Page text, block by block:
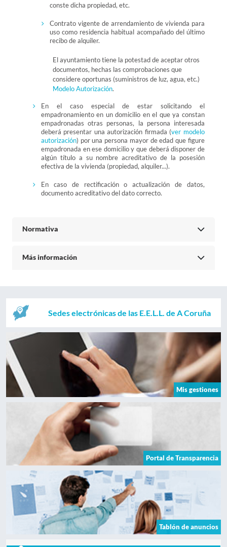
conste dicha propiedad, etc.
Contrato vigente de arrendamiento de vivienda para
uso como residencia habitual acompañado del último
recibo de alquiler.
El ayuntamiento tiene la potestad de aceptar otros
documentos, hechas las comprobaciones que
considere oportunas (suministros de luz, agua, etc.)
Modelo Autorización.
En el caso especial de estar solicitando el
empadronamiento en un domicilio en el que ya constan
empadronadas otras personas, la persona interesada
deberá presentar una autorización firmada (ver modelo
autorización) por una persona mayor de edad que figure
empadronada en ese domicilio y que deberá disponer de
algún título a su nombre acreditativo de la posesión
efectiva de la vivienda (propiedad, alquiler...).
En caso de rectificación o actualización de datos,
documento acreditativo del dato correcto.
Normativa
Más información
Sedes electrónicas de las E.E.L.L. de A Coruña
Mis gestiones
Portal de Transparencia
Tablón de anuncios